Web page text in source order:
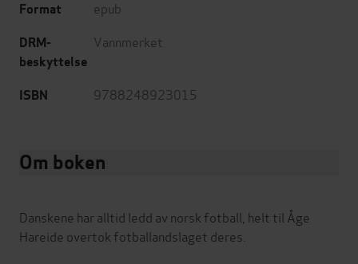
Format epub
DRM-
beskyttelse
Vannmerket
ISBN 9788248923015
Om boken
Danskene har alltid ledd av norsk fotball, helt til Åge
Hareide overtok fotballandslaget deres.